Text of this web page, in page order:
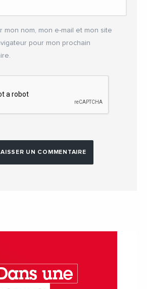
mon nom, mon e-mail et mon site
pour mon prochain